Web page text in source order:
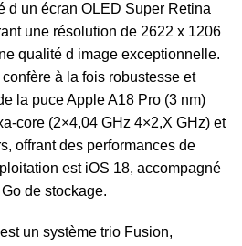
d un écran OLED Super Retina
une résolution de 2622 x 1206
qualité d image exceptionnelle.
à la fois robustesse et
la puce Apple A18 Pro (3 nm)
core (2×4,04 GHz 4×2,X GHz) et
offrant des performances de
est iOS 18, accompagné
de stockage.
un système trio Fusion,